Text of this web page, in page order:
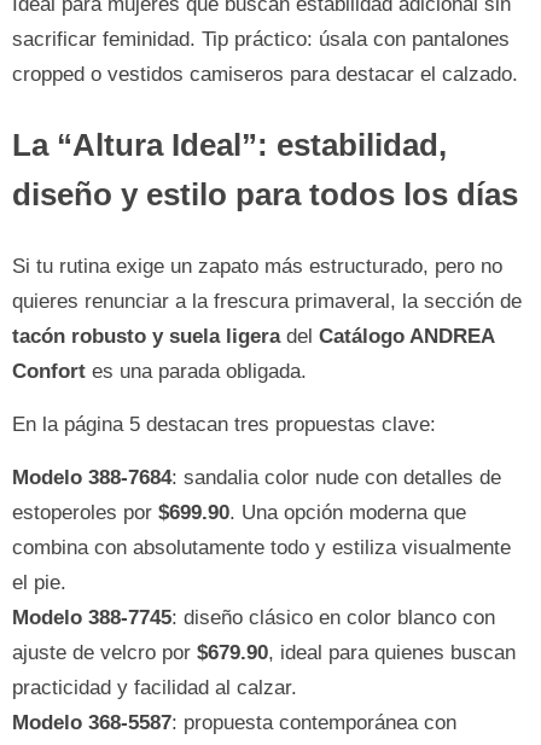
sacrificar feminidad. Tip práctico: úsala con pantalones
cropped o vestidos camiseros para destacar el calzado.
La “Altura Ideal”: estabilidad,
diseño y estilo para todos los días
Si tu rutina exige un zapato más estructurado, pero no
quieres renunciar a la frescura primaveral, la sección de
tacón robusto y suela ligeradel Catálogo ANDREA
Confort es una parada obligada.
En la página 5 destacan tres propuestas clave:
Modelo 388-7684: sandalia color nude con detalles de
estoperoles por $699.90. Una opción moderna que
combina con absolutamente todo y estiliza visualmente
el pie.
Modelo 388-7745: diseño clásico en color blanco con
ajuste de velcro por $679.90, ideal para quienes buscan
practicidad y facilidad al calzar.
Modelo 368-5587: propuesta contemporánea con